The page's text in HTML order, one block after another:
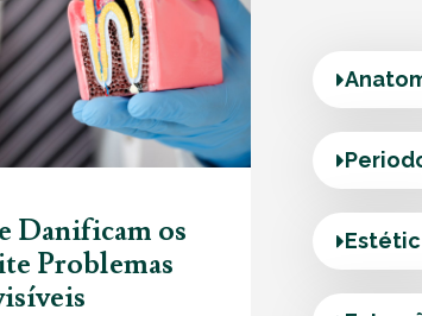
Danificam os
Problemas